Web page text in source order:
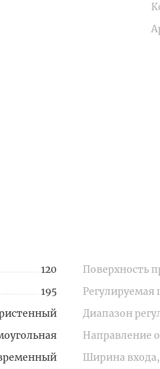
120
195
Поверхность
Диапазон
Направление
Ширина